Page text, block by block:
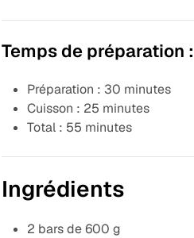
Temps de préparation :
Préparation : 30 minutes
Cuisson : 25 minutes
Total : 55 minutes
Ingrédients
2 bars de 600 g